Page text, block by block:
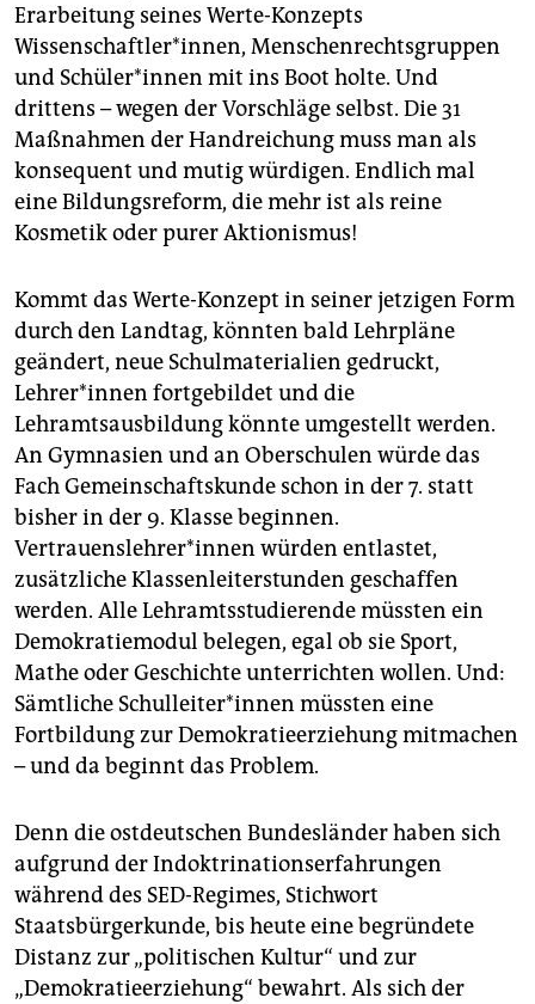
Erarbeitung seines Werte-Konzepts
Wissenschaftler*innen, Menschenrechtsgruppen
und Schüler*innen mit ins Boot holte. Und
drittens – wegen der Vorschläge selbst. Die 31
Maßnahmen der Handreichung muss man als
konsequent und mutig würdigen. Endlich mal
eine Bildungsreform, die mehr ist als reine
Kosmetik oder purer Aktionismus!
Kommt das Werte-Konzept in seiner jetzigen Form
durch den Landtag, könnten bald Lehrpläne
geändert, neue Schulmaterialien gedruckt,
Lehrer*innen fortgebildet und die
Lehramtsausbildung könnte umgestellt werden.
An Gymnasien und an Oberschulen würde das
Fach Gemeinschaftskunde schon in der 7. statt
bisher in der 9. Klasse beginnen.
Vertrauenslehrer*innen würden entlastet,
zusätzliche Klassenleiterstunden geschaffen
werden. Alle Lehramtsstudierende müssten ein
Demokratiemodul belegen, egal ob sie Sport,
Mathe oder Geschichte unterrichten wollen. Und:
Sämtliche Schulleiter*innen müssten eine
Fortbildung zur Demokratieerziehung mitmachen
– und da beginnt das Problem.
Denn die ostdeutschen Bundesländer haben sich
aufgrund der Indoktrinationserfahrungen
während des SED-Regimes, Stichwort
Staatsbürgerkunde, bis heute eine begründete
Distanz zur „politischen Kultur“ und zur
„Demokratieerziehung“ bewahrt. Als sich der